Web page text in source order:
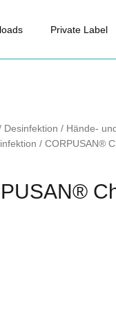
Private Label
Desinfektion / Hände- und
/ CORPUSAN®